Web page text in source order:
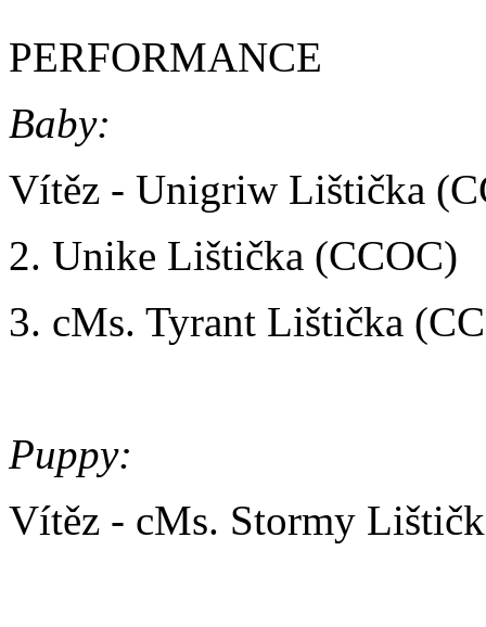
PERFORMANCE
Baby:
Vítěz - Unigriw Lištička
2. Unike Lištička (CCOC)
3. cMs. Tyrant Lištička
Puppy:
Vítěz - cMs. Stormy